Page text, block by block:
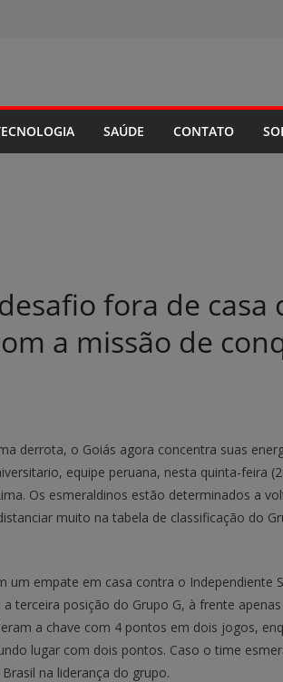
SAÚDE CONTATO
fora de casa
a missão de
derrota, o Goiás agora concentra suas
equipe peruana, nesta quinta-feira
Os esmeraldinos estão determinados a
muito na tabela de classificação do
um empate em casa contra o Independiente
terceira posição do Grupo G, à frente
a chave com 4 pontos em dois jogos,
lugar com dois pontos. Caso o time
na liderança do grupo.